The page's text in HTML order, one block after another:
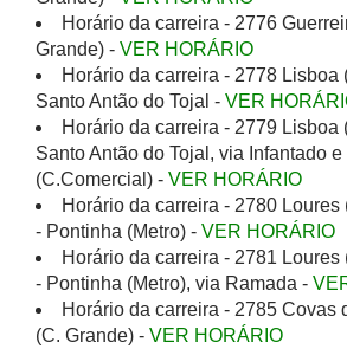
Horário da carreira - 2776
Grande) - VER HORÁRIO
Horário da carreira - 2778 Lisboa
Santo Antão do Tojal - VER
Horário da carreira - 2779 Lisboa
Santo Antão do Tojal, via Infantado
(C.Comercial) - VER HORÁRIO
Horário da carreira - 2780
- Pontinha (Metro) - VER HORÁRIO
Horário da carreira - 2781
- Pontinha (Metro), via Ramada -
Horário da carreira - 2785 Covas
(C. Grande) - VER HORÁRIO